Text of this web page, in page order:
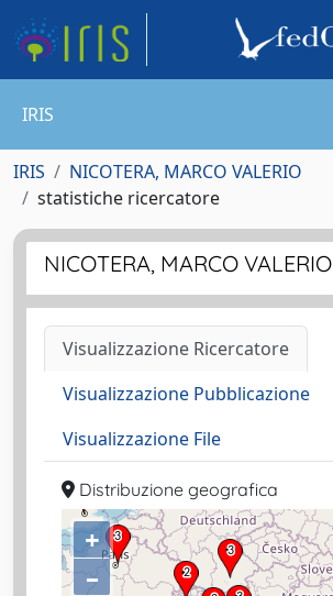
IRIS
IRIS
NICOTERA, MARCO VALERIO
statistiche ricercatore
NICOTERA, MARCO VALERIO
Visualizzazione Ricercatore
Visualizzazione Pubblicazione
Visualizzazione File
Distribuzione geografica
+
–